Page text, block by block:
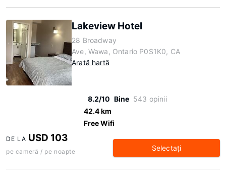
Lakeview Hotel
28 Broadway
Ave, Wawa, Ontario P0S1K0, CA
Arată hartă
8.2/10 Bine 543 opinii
42.4 km
Free Wifi
DE LA USD 103
pe cameră / pe noapte Selectaţi